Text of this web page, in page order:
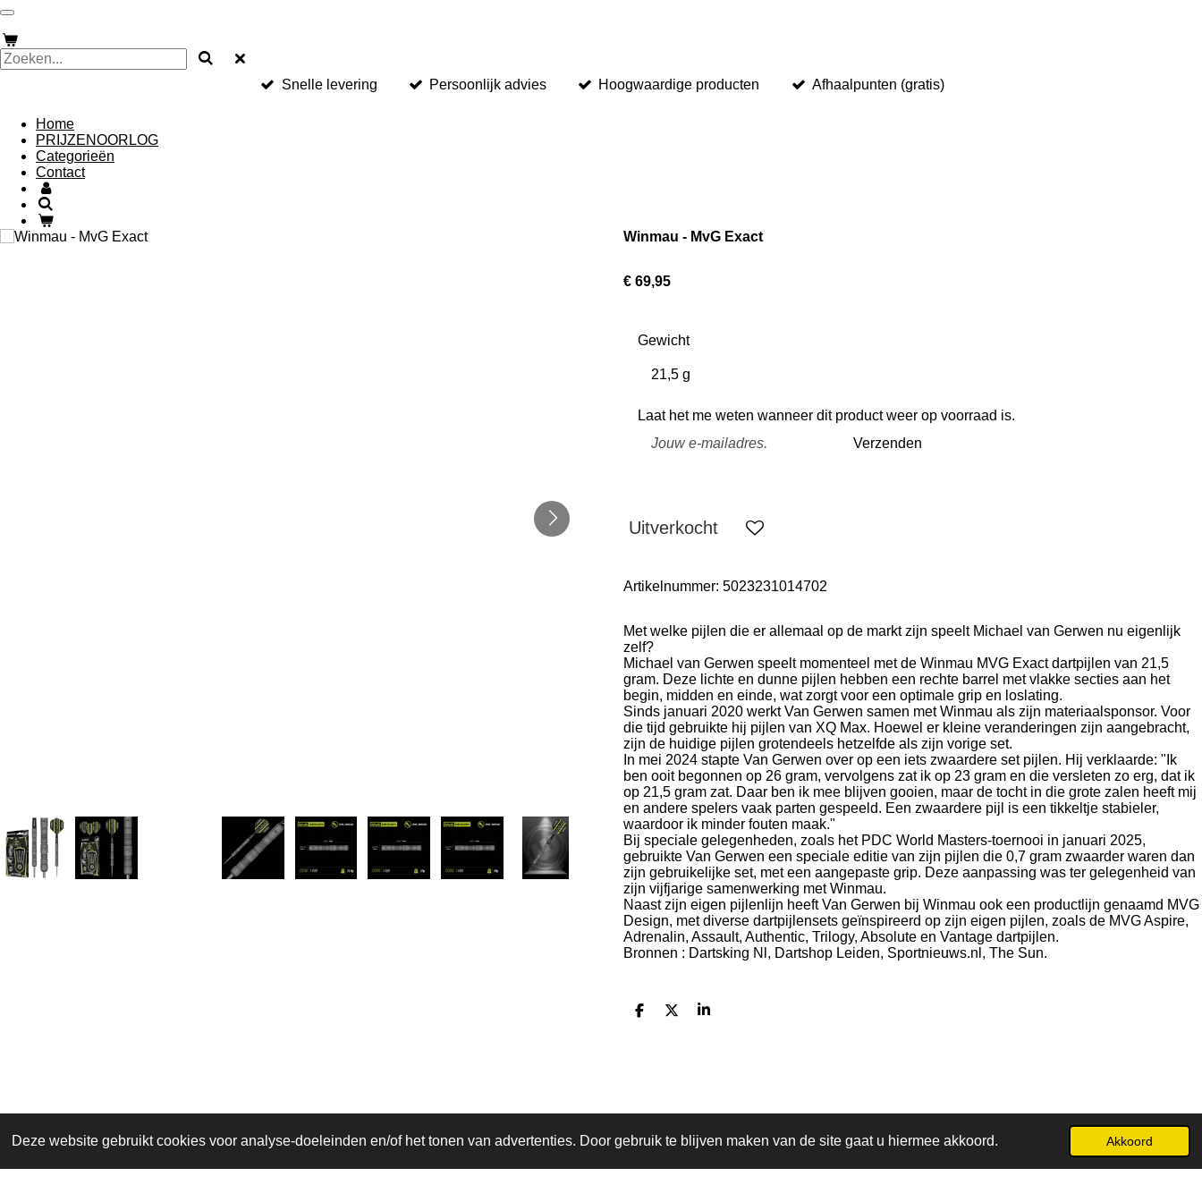
Deze website gebruikt cookies voor analyse-doeleinden en/of het tonen van advertenties. Door gebruik te blijven maken van de site gaat u hiermee akkoord. Akkoord
Ga
direct
naar
de
Snelle levering Persoonlijk advies Hoogwaardige producten Afhaalpunten (gratis)
Home
PRIJZENOORLOG
Categorieën
Contact
Winmau - MvG Exact
€ 69,95
Gewicht
Laat het me weten wanneer dit product weer op voorraad is.
Verzenden
Uitverkocht
Artikelnummer: 5023231014702
Met welke pijlen die er allemaal op de markt zijn speelt Michael van Gerwen nu eigenlijk
zelf?
Michael van Gerwen speelt momenteel met de Winmau MVG Exact dartpijlen van 21,5
gram. Deze lichte en dunne pijlen hebben een rechte barrel met vlakke secties aan het
begin, midden en einde, wat zorgt voor een optimale grip en loslating.
Sinds januari 2020 werkt Van Gerwen samen met Winmau als zijn materiaalsponsor. Voor
die tijd gebruikte hij pijlen van XQ Max. Hoewel er kleine veranderingen zijn aangebracht,
zijn de huidige pijlen grotendeels hetzelfde als zijn vorige set.
In mei 2024 stapte Van Gerwen over op een iets zwaardere set pijlen. Hij verklaarde: "Ik
ben ooit begonnen op 26 gram, vervolgens zat ik op 23 gram en die versleten zo erg, dat ik
op 21,5 gram zat. Daar ben ik mee blijven gooien, maar de tocht in die grote zalen heeft mij
en andere spelers vaak parten gespeeld. Een zwaardere pijl is een tikkeltje stabieler,
waardoor ik minder fouten maak."
Bij speciale gelegenheden, zoals het PDC World Masters-toernooi in januari 2025,
gebruikte Van Gerwen een speciale editie van zijn pijlen die 0,7 gram zwaarder waren dan
zijn gebruikelijke set, met een aangepaste grip. Deze aanpassing was ter gelegenheid van
zijn vijfjarige samenwerking met Winmau.
Naast zijn eigen pijlenlijn heeft Van Gerwen bij Winmau ook een productlijn genaamd MVG
Design, met diverse dartpijlensets geïnspireerd op zijn eigen pijlen, zoals de MVG Aspire,
Adrenalin, Assault, Authentic, Trilogy, Absolute en Vantage dartpijlen.
Bronnen : Dartsking Nl, Dartshop Leiden, Sportnieuws.nl, The Sun.
D
D
S
n
t
Delen
Powered byJouwWeb